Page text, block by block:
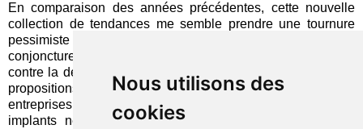
Nous utilisons des
cookies
En comparaison des années précédentes, cette nouvelle
collection de tendances me semble prendre une tournure
pessimiste inhabituelle, qui reflète probablement la
conjoncture générale. Entre les mesures de protection –
contre la désinformation, l'informatique quantique… – et les
propositions qui relèvent de la prévention, autant pour les
entreprises – gouvernance de l'IA – que pour les individus –
implants neurologiques –, l'avenir esquissé par Gartner